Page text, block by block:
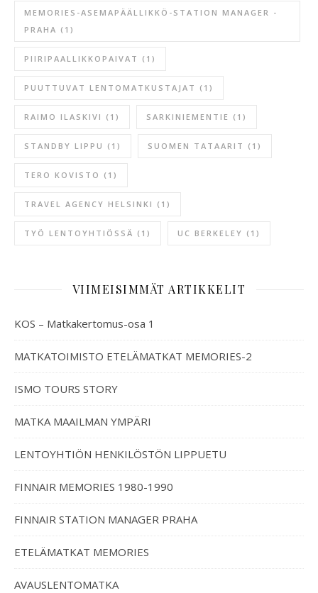
MEMORIES-ASEMAPÄÄLLIKKÖ-STATION MANAGER -
PRAHA (1)
PIIRIPAALLIKKOPAIVAT (1)
PUUTTUVAT LENTOMATKUSTAJAT (1)
RAIMO ILASKIVI (1) SARKINIEMENTIE (1)
STANDBY LIPPU (1) SUOMEN TATAARIT (1)
TERO KOVISTO (1)
TRAVEL AGENCY HELSINKI (1)
TYÖ LENTOYHTIÖSSÄ (1) UC BERKELEY (1)
VIIMEISIMMÄT ARTIKKELIT
KOS – Matkakertomus-osa 1
MATKATOIMISTO ETELÄMATKAT MEMORIES-2
ISMO TOURS STORY
MATKA MAAILMAN YMPÄRI
LENTOYHTIÖN HENKILÖSTÖN LIPPUETU
FINNAIR MEMORIES 1980-1990
FINNAIR STATION MANAGER PRAHA
ETELÄMATKAT MEMORIES
AVAUSLENTOMATKA